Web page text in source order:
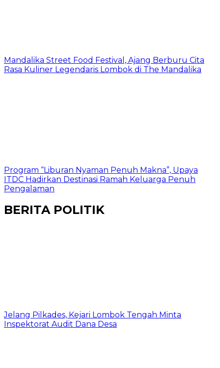
Mandalika Street Food Festival, Ajang Berburu Cita
Rasa Kuliner Legendaris Lombok di The Mandalika
Program “Liburan Nyaman Penuh Makna”, Upaya
ITDC Hadirkan Destinasi Ramah Keluarga Penuh
Pengalaman
BERITA POLITIK
Jelang Pilkades, Kejari Lombok Tengah Minta
Inspektorat Audit Dana Desa